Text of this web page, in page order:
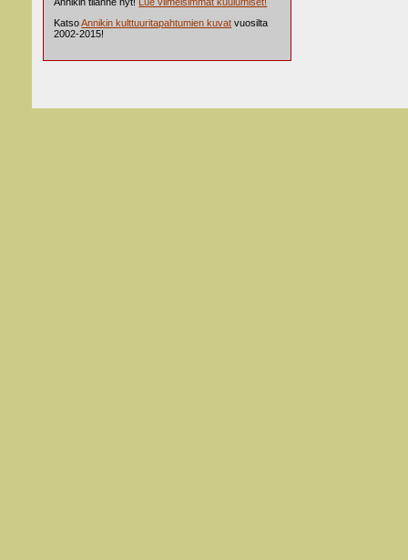
KatsoAnnikin kulttuuritapahtumien kuvat vuosilta
2002-2015!